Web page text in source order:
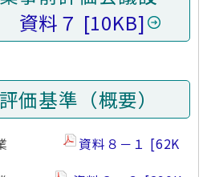
資料７ 10KB
価基準（概要）
事業 資料８－１
62K